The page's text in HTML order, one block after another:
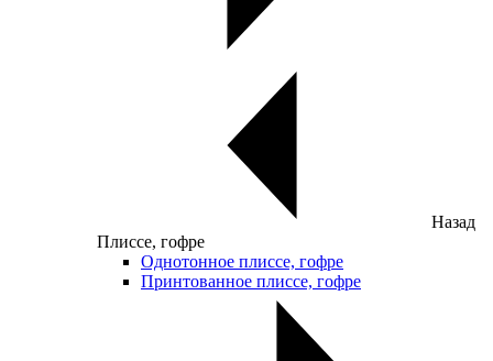
Назад
Плиссе, гофре
Однотонное плиссе, гофре
Принтованное плиссе, гофре